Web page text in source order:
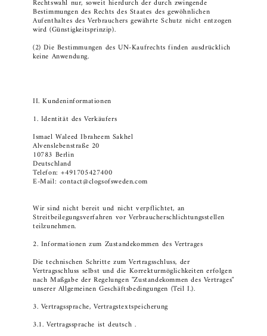
Rechtswahl nur, soweit hierdurch der durch zwingende
Bestimmungen des Rechts des Staates des gewöhnlichen
Aufenthaltes des Verbrauchers gewährte Schutz nicht entzogen
wird (Günstigkeitsprinzip).
(2) Die Bestimmungen des UN-Kaufrechts finden ausdrücklich
keine Anwendung.
II. Kundeninformationen
1. Identität des Verkäufers
Ismael Waleed Ibraheem Sakhel
Alvenslebenstraße 20
10783 Berlin
Deutschland
Telefon: +491705427400
E-Mail: contact@clogsofsweden.com
Wir sind nicht bereit und nicht verpflichtet, an
Streitbeilegungsverfahren vor Verbraucherschlichtungsstellen
teilzunehmen.
2. Informationen zum Zustandekommen des Vertrages
Die technischen Schritte zum Vertragsschluss, der
Vertragsschluss selbst und die Korrekturmöglichkeiten erfolgen
nach Maßgabe der Regelungen "Zustandekommen des Vertrages"
unserer Allgemeinen Geschäftsbedingungen (Teil I.).
3. Vertragssprache, Vertragstextspeicherung
3.1. Vertragssprache ist deutsch .